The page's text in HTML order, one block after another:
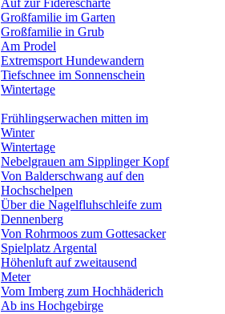
Auf zur Fiderescharte
Großfamilie im Garten
Großfamilie in Grub
Am Prodel
Extremsport Hundewandern
Tiefschnee im Sonnenschein
Wintertage
Frühlingserwachen mitten im
Winter
Wintertage
Nebelgrauen am Sipplinger Kopf
Von Balderschwang auf den
Hochschelpen
Über die Nagelfluhschleife zum
Dennenberg
Von Rohrmoos zum Gottesacker
Spielplatz Argental
Höhenluft auf zweitausend
Meter
Vom Imberg zum Hochhäderich
Ab ins Hochgebirge